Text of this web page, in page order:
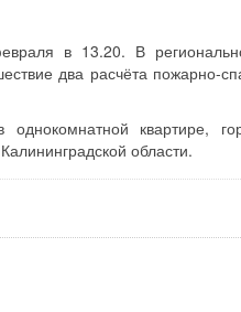
в 13.20. В
два расчёта пожарно-
квартире,
области.